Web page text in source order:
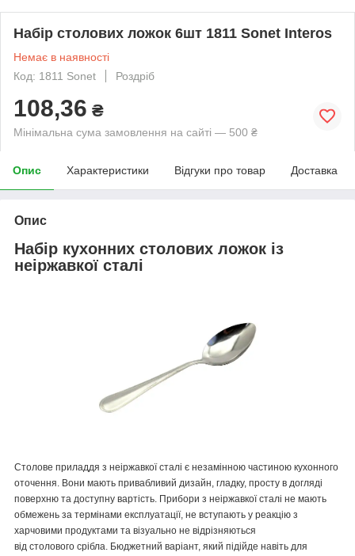
Набір столових ложок 6шт 1811 Sonet Interos
Немає в наявності
Код: 1811 Sonet
Роздріб
108,36 ₴
Мінімальна сума замовлення на сайті — 500 ₴
Опис Характеристики Відгуки про товар Доставка
Опис
Набір кухонних столових ложок із
неіржавкої сталі
Столове приладдя з неіржавкої сталі є незамінною частиною кухонного
оточення. Вони мають привабливий дизайн, гладку, просту в догляді
поверхню та доступну вартість. Прибори з неіржавкої сталі не мають
обмежень за термінами експлуатації, не вступають у реакцію з
харчовими продуктами та візуально не відрізняються
від столового срібла. Бюджетний варіант, який підійде навіть для